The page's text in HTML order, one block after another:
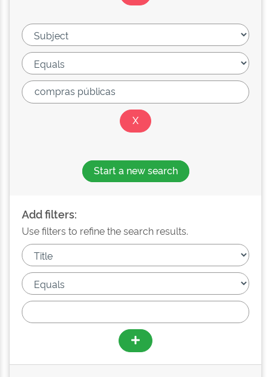
Start a new search
Add filters:
Use filters to refine the search results.